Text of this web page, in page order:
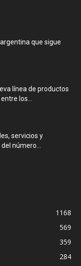
que sigue
línea de productos
los...
servicios y
número...
1168
569
359
284